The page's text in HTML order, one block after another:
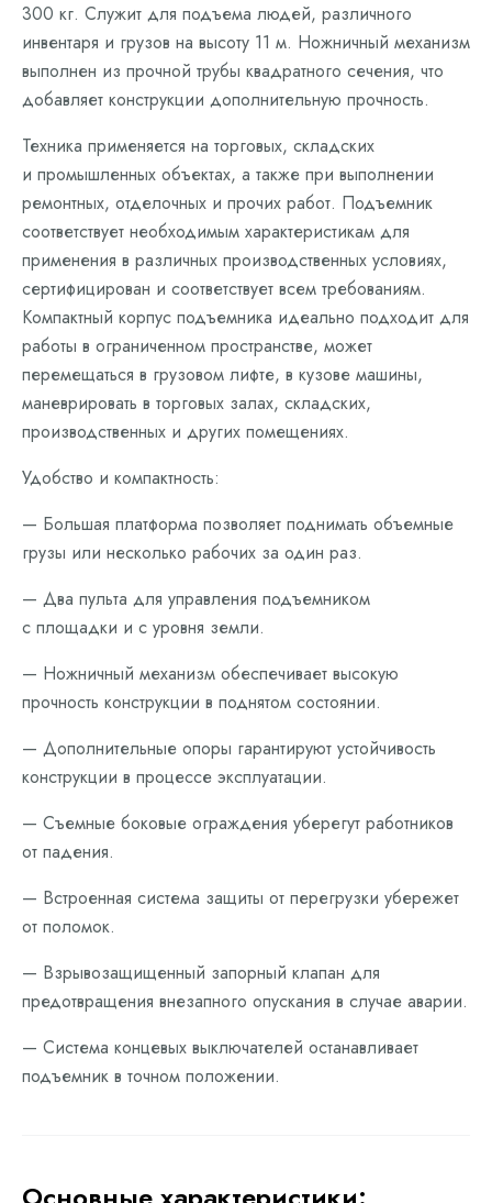
300 кг. Служит для подъема людей, различного
инвентаря и грузов на высоту 11 м. Ножничный механизм
выполнен из прочной трубы квадратного сечения, что
добавляет конструкции дополнительную прочность.
Техника применяется на торговых, складских
и промышленных объектах, а также при выполнении
ремонтных, отделочных и прочих работ. Подъемник
соответствует необходимым характеристикам для
применения в различных производственных условиях,
сертифицирован и соответствует всем требованиям.
Компактный корпус подъемника идеально подходит для
работы в ограниченном пространстве, может
перемещаться в грузовом лифте, в кузове машины,
маневрировать в торговых залах, складских,
производственных и других помещениях.
Удобство и компактность:
— Большая платформа позволяет поднимать объемные
грузы или несколько рабочих за один раз.
— Два пульта для управления подъемником
с площадки и с уровня земли.
— Ножничный механизм обеспечивает высокую
прочность конструкции в поднятом состоянии.
— Дополнительные опоры гарантируют устойчивость
конструкции в процессе эксплуатации.
— Съемные боковые ограждения уберегут работников
от падения.
— Встроенная система защиты от перегрузки убережет
от поломок.
— Взрывозащищенный запорный клапан для
предотвращения внезапного опускания в случае аварии.
— Система концевых выключателей останавливает
подъемник в точном положении.